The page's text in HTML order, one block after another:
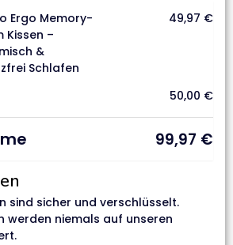
Ergo Memory-
Kissen –
&
Schlafen
49,97 €
50,00 €
99,97 €
sind sicher und verschlüsselt.
werden niemals auf unseren